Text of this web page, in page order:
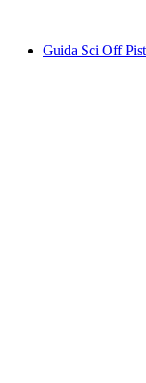
Guida Sci Off